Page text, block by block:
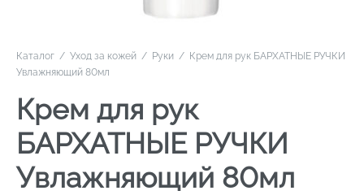
Каталог / Уход за кожей / Руки / Крем для рук БАРХАТНЫЕ РУЧКИ
Увлажняющий 80мл
Крем для рук
БАРХАТНЫЕ РУЧКИ
Увлажняющий 80мл